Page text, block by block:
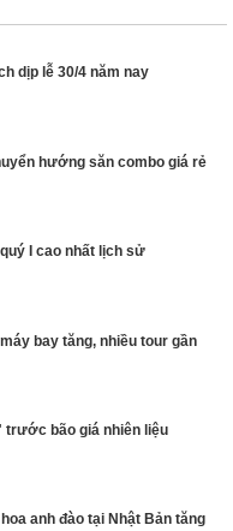
dịp lễ 30/4 năm nay
hướng săn combo giá rẻ
I cao nhất lịch sử
bay tăng, nhiều tour gần
trước bão giá nhiên liệu
anh đào tại Nhật Bản tăng